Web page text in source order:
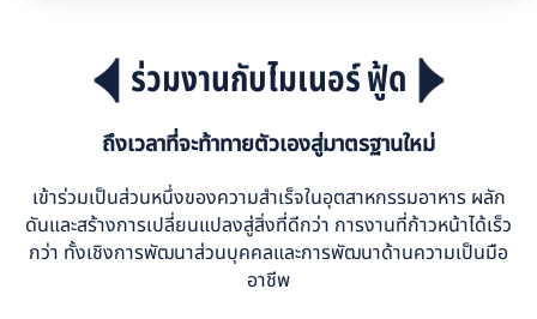
ร่วมงานกับไมเนอร์ ฟู้ด
ถึงเวลาที่จะท้าทายตัวเองสู่มาตรฐานใหม่
เข้าร่วมเป็นส่วนหนึ่งของความสำเร็จในอุตสาหกรรมอาหาร ผลัก
ดันและสร้างการเปลี่ยนแปลงสู่สิ่งที่ดีกว่า การงานที่ก้าวหน้าได้เร็ว
กว่า ทั้งเชิงการพัฒนาส่วนบุคคลและการพัฒนาด้านความเป็นมือ
อาชีพ